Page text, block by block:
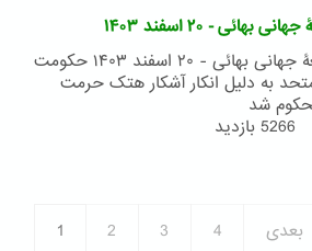
عالم:
ایجاد
و
حفظ
پیوندهای
مستحکم
- ۲۰ اسفند ۱۴۰۳
بیانیۀ مطبوعاتی جامعۀ جهانی بهائی - ۲۰ اسفند ۱۴۰۳ حکومت
به دلیل انکار آشکار هتک حرمت
شد
درباره
بهائی
5266 بازدید
1 2 3 4 بعدی